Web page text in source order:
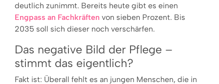
deutlich zunimmt. Bereits heute gibt es einen
Engpass an Fachkräften von sieben Prozent. Bis
2035 soll sich dieser noch verschärfen.
Das negative Bild der Pflege –
stimmt das eigentlich?
Fakt ist: Überall fehlt es an jungen Menschen, die in